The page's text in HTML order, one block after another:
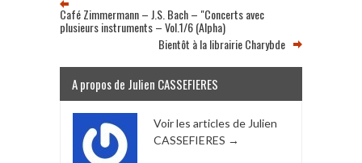
Café Zimmermann – J.S. Bach – "Concerts avec
plusieurs instruments – Vol.1/6 (Alpha)
Bientôt à la librairie Charybde
A propos de Julien CASSEFIERES
Voir les articles de Julien
CASSEFIERES →